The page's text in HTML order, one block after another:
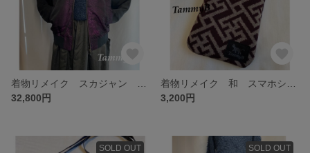
32,800円
3,200円
SOLD OUT SOLD OUT